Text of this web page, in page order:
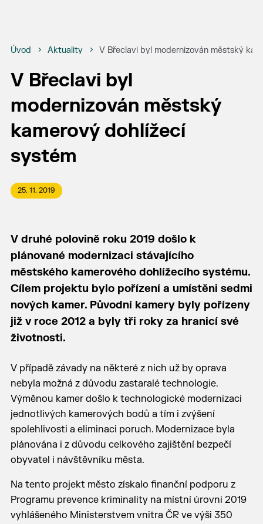
Úvod Aktuality V Břeclavi byl modernizován městský
V Břeclavi byl
modernizován městský
kamerový dohlížecí
systém
25. 11. 2019
V druhé polovině roku 2019 došlo k
plánované modernizaci stávajícího
městského kamerového dohlížecího systému.
Cílem projektu bylo pořízení a umístěni sedmi
nových kamer. Původní kamery byly pořízeny
již v roce 2012 a byly tři roky za hranicí své
životnosti.
V případě závady na některé z nich už by oprava
nebyla možná z důvodu zastaralé technologie.
Výměnou kamer došlo k technologické modernizaci
jednotlivých kamerových bodů a tím i zvýšení
spolehlivosti a eliminaci poruch. Modernizace byla
plánována i z důvodu celkového zajištění bezpečí
obyvatel i návštěvníku města.
Na tento projekt město získalo finanční podporu z
Programu prevence kriminality na místní úrovni 2019
vyhlášeného Ministerstvem vnitra ČR ve výši 350